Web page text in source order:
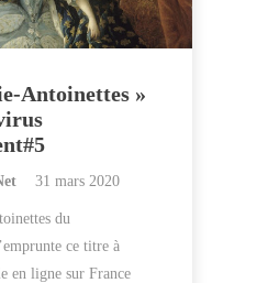
Antoinettes »
31 mars 2020
du
ce titre à
en ligne sur France